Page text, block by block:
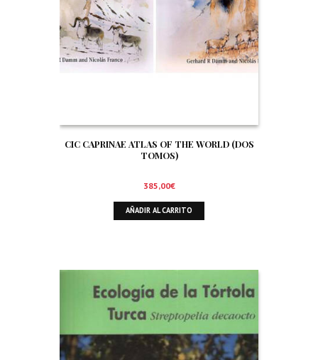
CIC CAPRINAE ATLAS OF THE WORLD (DOS
TOMOS)
385,00€
AÑADIR AL CARRITO